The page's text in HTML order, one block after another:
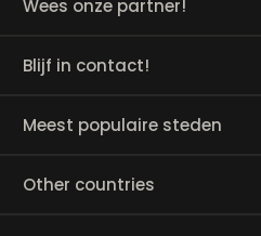
Wees onze partner!
Blijf in contact!
Meest populaire steden
Other countries